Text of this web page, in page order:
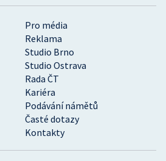
Pro média
Reklama
Studio Brno
Studio Ostrava
Rada ČT
Kariéra
Podávání námětů
Časté dotazy
Kontakty